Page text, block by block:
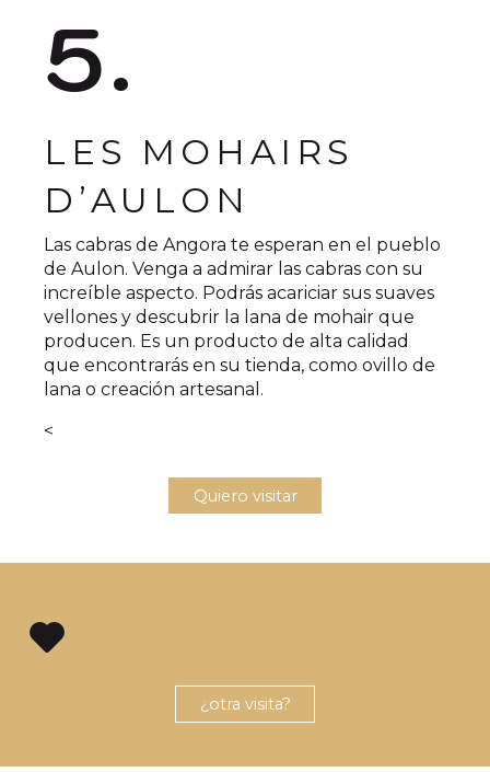
5.
LES MOHAIRS
D’AULON
Las cabras de Angora te esperan en el pueblo
de Aulon. Venga a admirar las cabras con su
increíble aspecto. Podrás acariciar sus suaves
vellones y descubrir la lana de mohair que
producen. Es un producto de alta calidad
que encontrarás en su tienda, como ovillo de
lana o creación artesanal.
<
Quiero visitar
¿otra visita?